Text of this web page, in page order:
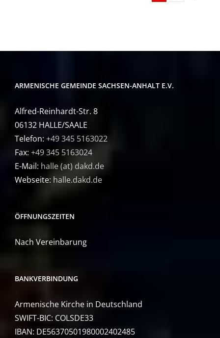
ARMENISCHE GEMEINDE SACHSEN-ANHALT E.V.
Alfred-Reinhardt-Str. 8
06132 HALLE/SAALE
Telefon: +49 345 5163022
Fax: +49 345 5163024
E-Mail: halle (at) dakd.de
Webseite: halle.dakd.de
ÖFFNUNGSZEITEN
Nach Vereinbarung
BANKVERBINDUNG
Armenische Kirche in Deutschland
SWIFT-BIC: COLSDE33
IBAN: DE56370501980002402485